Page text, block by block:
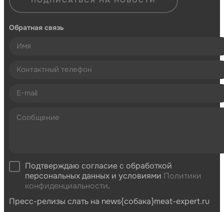
Обратная связь
Подтверждаю согласие с обработкой
персональных данных и условиями Политики
конфиденциальности.
Пресс-релизы слать на news{собака}meat-expert.ru